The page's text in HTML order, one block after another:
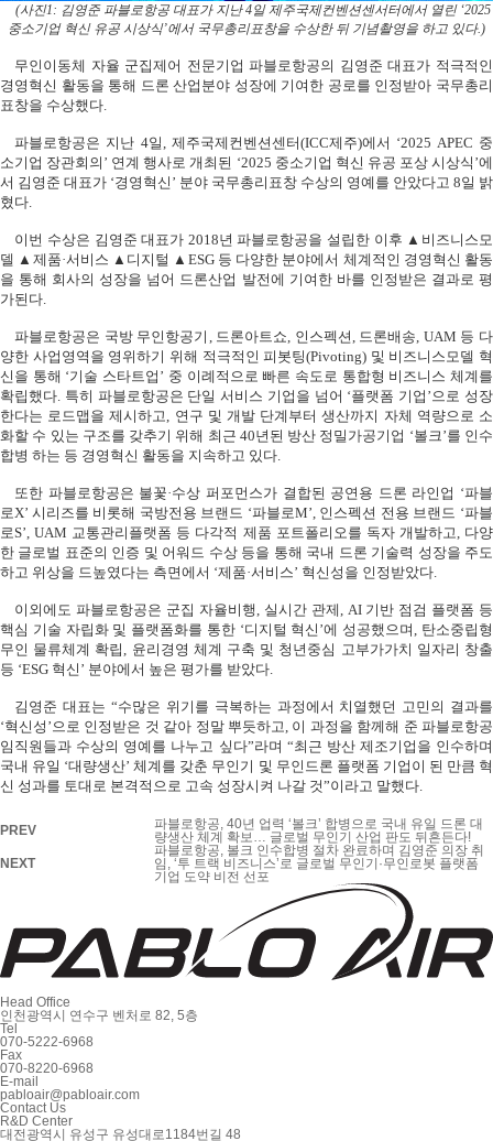
(사진1: 김영준 파블로항공 대표가 지난4일 제주국제컨벤션센서터에서 열린 ‘2025
중소기업 혁신 유공 시상식’에서 국무총리표창을 수상한 뒤 기념촬영을 하고 있다.)
무인이동체 자율 군집제어 전문기업 파블로항공의 김영준 대표가 적극적인
경영혁신 활동을 통해 드론 산업분야 성장에 기여한 공로를 인정받아 국무총리
표창을 수상했다
파블로항공은 지난 4일 제주국제컨벤션센터(ICC제주)에서 ‘2025 APEC 중
소기업 장관회의 ’ 연계 행사로 개최된 ‘2025 중소기업 혁신 유공 포상 시상식 ’에
서 김영준 대표가 ‘경영혁신 ’ 분야 국무총리표창 수상의 영예를 안았다고 8일 밝
혔다
이번 수상은 김영준 대표가 2018년 파블로항공을 설립한 이후 ▲비즈니스모
델 ▲제품·서비스 ▲디지털 ▲ ESG 등 다양한 분야에서 체계적인 경영혁신 활동
을 통해 회사의 성장을 넘어 드론산업 발전에 기여한 바를 인정받은 결과로 평
가된다
파블로항공은 국방 무인항공기 드론아트쇼 인스펙션 드론배송 , UAM 등 다
양한 사업영역을 영위하기 위해 적극적인 피봇팅(Pivoting) 및 비즈니스모델 혁
신을 통해 ‘기술 스타트업 ’ 중 이례적으로 빠른 속도로 통합형 비즈니스 체계를
확립했다 특히 파블로항공은 단일 서비스 기업을 넘어 ‘플랫폼 기업 ’ 으로 성장
한다는 로드맵을 제시하고
연구 및 개발 단계부터 생산까지 자체 역량으로 소
화할 수 있는 구조를 갖추기 위해 최근 40년된 방산 정밀가공기업 ‘볼크 ’를 인수
합병 하는 등 경영혁신 활동을 지속하고 있다
또한 파블로항공은 불꽃·수상 퍼포먼스가 결합된 공연용 드론 라인업 ‘파블
로 X’ 시리즈를 비롯해 국방전용 브랜드 ‘파블로M’, 인스펙션 전용 브랜드 ‘파블
로S’, UAM 교통관리플랫폼 등 다각적 제품 포트폴리오를 독자 개발하고
다양
한 글로벌 표준의 인증 및 어워드 수상 등을 통해 국내 드론 기술력 성장을 주도
하고 위상을 드높였다는 측면에서 ‘제품·서비스’ 혁신성을 인정받았다
이외에도 파블로항공은 군집 자율비행 실시간 관제 , AI 기반 점검 플랫폼 등
핵심 기술 자립화 및 플랫폼화를 통한 ‘디지털 혁신 ’에 성공했으며
탄소중립형
무인 물류체계 확립
윤리경영 체계 구축 및 청년중심 고부가가치 일자리 창출
등 ‘ESG 혁신 ’ 분야에서 높은 평가를 받았다
김영준 대표는 “수많은 위기를 극복하는 과정에서 치열했던 고민의 결과를
‘혁신성 ’ 으로 인정받은 것 같아 정말 뿌듯하고 이 과정을 함께해 준 파블로항공
임직원들과 수상의 영예를 나누고 싶다”라며 “최근 방산 제조기업을 인수하며
국내 유일 ‘대량생산’ 체계를 갖춘 무인기 및 무인드론 플랫폼 기업이 된 만큼 혁
신 성과를 토대로 본격적으로 고속 성장시켜 나갈 것”이라고 말했다
PREV
파블로항공, 40년 업력 ‘볼크’ 합병으로 국내 유일 드론 대
량생산 체계 확보… 글로벌 무인기 산업 판도 뒤흔든다!
NEXT
파블로항공, 볼크 인수합병 절차 완료하며 김영준 의장 취
임, ‘투 트랙 비즈니스’로 글로벌 무인기·무인로봇 플랫폼
기업 도약 비전 선포
Head Office
인천광역시 연수구 벤처로 82, 5층
Tel
070-5222-6968
Fax
070-8220-6968
E-mail
pabloair@pabloair.com
Contact Us
R&D Center
대전광역시 유성구 유성대로1184번길 48